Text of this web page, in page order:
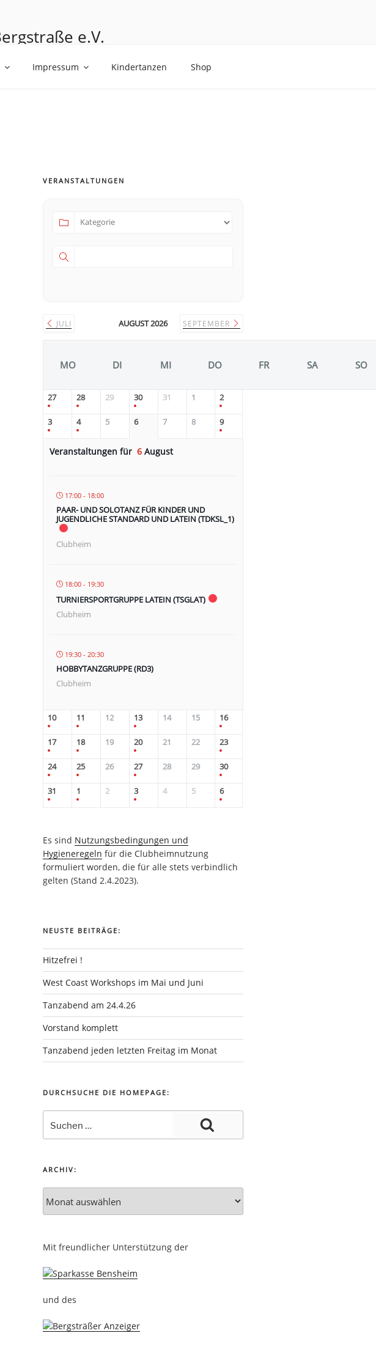
e.V.
Impressum Kindertanzen Shop
VERANSTALTUNGEN
JULI AUGUST 2026 SEPTEMBER
MO DI MI DO FR SA SO
27 28 29 30 31 1 2
3 4 5 6 7 8 9
Veranstaltungen für 6 August
17:00 - 18:00
PAAR- UND SOLOTANZ FÜR KINDER UND
JUGENDLICHE STANDARD UND LATEIN (TDKSL_1)
Clubheim
18:00 - 19:30
TURNIERSPORTGRUPPE LATEIN (TSGLAT)
Clubheim
19:30 - 20:30
HOBBYTANZGRUPPE (RD3)
Clubheim
10 11 12 13 14 15 16
17 18 19 20 21 22 23
24 25 26 27 28 29 30
31 1 2 3 4 5 6
Es sind Nutzungsbedingungen und
Hygieneregeln für die Clubheimnutzung
formuliert worden, die für alle stets verbindlich
gelten (Stand 2.4.2023).
NEUSTE BEITRÄGE:
Hitzefrei !
West Coast Workshops im Mai und Juni
Tanzabend am 24.4.26
Vorstand komplett
Tanzabend jeden letzten Freitag im Monat
DURCHSUCHE DIE HOMEPAGE:
ARCHIV:
Mit freundlicher Unterstützung der
und des